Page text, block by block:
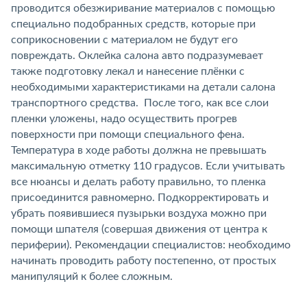
проводится обезжиривание материалов с помощью
специально подобранных средств, которые при
соприкосновении с материалом не будут его
повреждать. Оклейка салона авто подразумевает
также подготовку лекал и нанесение плёнки с
необходимыми характеристиками на детали салона
транспортного средства. После того, как все слои
пленки уложены, надо осуществить прогрев
поверхности при помощи специального фена.
Температура в ходе работы должна не превышать
максимальную отметку 110 градусов. Если учитывать
все нюансы и делать работу правильно, то пленка
присоединится равномерно. Подкорректировать и
убрать появившиеся пузырьки воздуха можно при
помощи шпателя (совершая движения от центра к
периферии). Рекомендации специалистов: необходимо
начинать проводить работу постепенно, от простых
манипуляций к более сложным.